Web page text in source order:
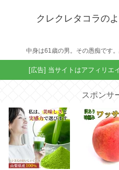
クレクレタコラの
中身は61歳の男。その愚痴です
[広告] 当サイトはアフィリエ
スポンサ